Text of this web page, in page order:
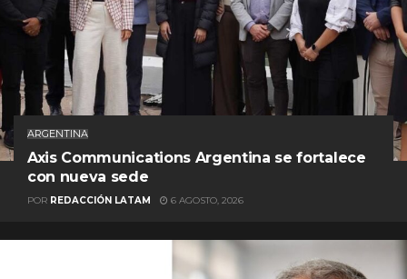
ARGENTINA
Axis Communications Argentina se fortalece
con nueva sede
POR REDACCIÓN LATAM 6 AGOSTO, 2026